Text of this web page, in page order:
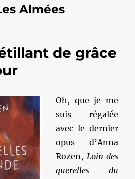
Almées
de grâce
Oh, que je me
suis régalée
avec le dernier
opus d’Anna
Rozen, Loin des
querelles du